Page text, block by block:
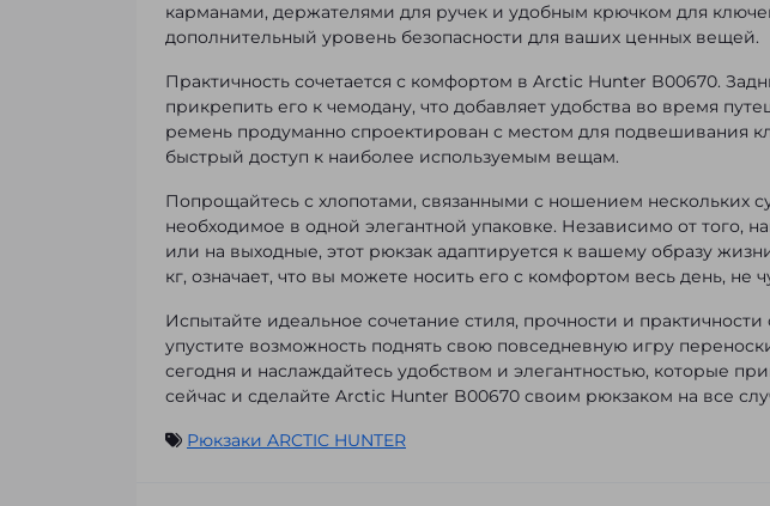
карманами, держателями для ручек и удобным крючком для
дополнительный уровень безопасности для ваших ценных вещей.
Практичность сочетается с комфортом в Arctic Hunter B00670.
прикрепить его к чемодану, что добавляет удобства во время
ремень продуманно спроектирован с местом для подвешивания
быстрый доступ к наиболее используемым вещам.
Попрощайтесь с хлопотами, связанными с ношением нескольких
необходимое в одной элегантной упаковке. Независимо от того,
или на выходные, этот рюкзак адаптируется к вашему образу
кг, означает, что вы можете носить его с комфортом весь день, не
Испытайте идеальное сочетание стиля, прочности и
упустите возможность поднять свою повседневную игру
сегодня и наслаждайтесь удобством и элегантностью, которые
сейчас и сделайте Arctic Hunter B00670 своим рюкзаком на все
Рюкзаки ARCTIC HUNTER